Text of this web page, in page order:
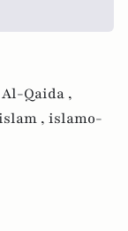
Al-Qaida ,
, islamo-